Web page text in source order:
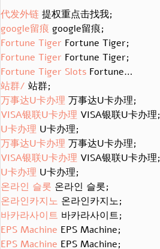
代发外链 提权重点击找我;
google留痕 google留痕;
Fortune Tiger Fortune Tiger;
Fortune Tiger Fortune Tiger;
Fortune Tiger Slots Fortune…
站群/ 站群;
万事达U卡办理 万事达U卡办理;
VISA银联U卡办理 VISA银联U卡办理;
U卡办理 U卡办理;
万事达U卡办理 万事达U卡办理;
VISA银联U卡办理 VISA银联U卡办理;
U卡办理 U卡办理;
온라인 슬롯 온라인 슬롯;
온라인카지노 온라인카지노;
바카라사이트 바카라사이트;
EPS Machine EPS Machine;
EPS Machine EPS Machine;